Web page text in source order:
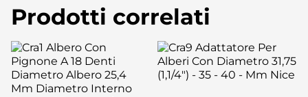
Prodotti correlati